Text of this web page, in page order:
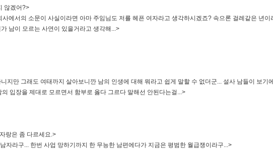
않겠어?>
에서의 소문이 사실이라면 아마 주임님도 저를 헤픈 여자라고 생각하시겠죠? 속으론 걸레같은 년
남이 모르는 사연이 있을거라고 생각해...>
지만 그래도 여태까지 살아보니깐 남의 인생에 대해 뭐라고 쉽게 말할 수 없더군... 설사 남들이 보
입장을 제대로 모르면서 함부로 옳다 그르다 말해선 안된다는걸...>
랑은 좀 다르세요.>
자라구... 한번 사업 망하기까지 한 무능한 남편에다가 지금은 평범한 월급쟁이라구...>